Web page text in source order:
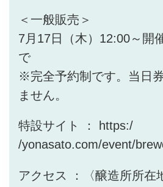
＜一般販売＞
7月17日（木）12:00～開
で
※完全予約制です。当日
ません。
特設サイト ： https:/
/yonasato.com/event/
アクセス ：〈醸造所所在